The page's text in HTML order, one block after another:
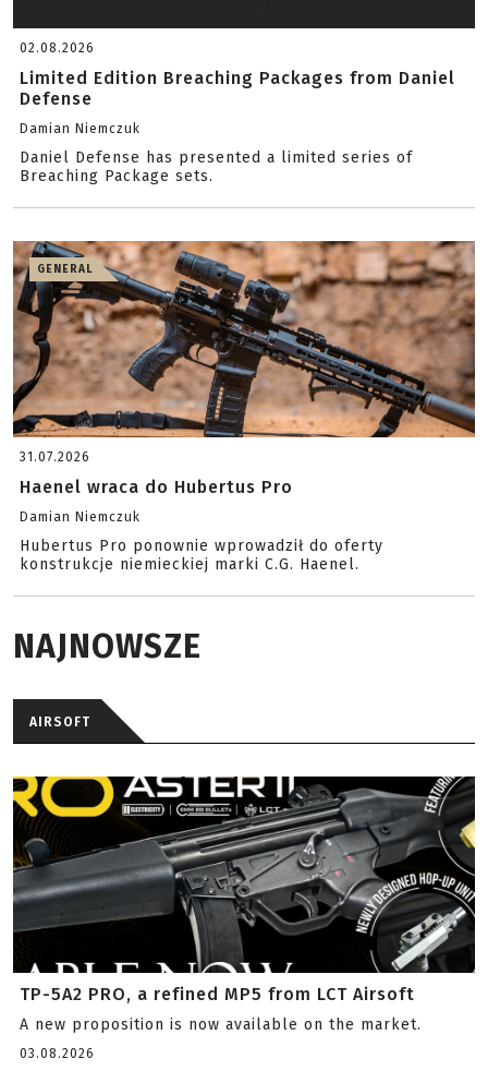
02.08.2026
Limited Edition Breaching Packages from Daniel
Defense
Damian Niemczuk
Daniel Defense has presented a limited series of
Breaching Package sets.
GENERAL
31.07.2026
Haenel wraca do Hubertus Pro
Damian Niemczuk
Hubertus Pro ponownie wprowadził do oferty
konstrukcje niemieckiej marki C.G. Haenel.
NAJNOWSZE
AIRSOFT
TP-5A2 PRO, a refined MP5 from LCT Airsoft
A new proposition is now available on the market.
03.08.2026